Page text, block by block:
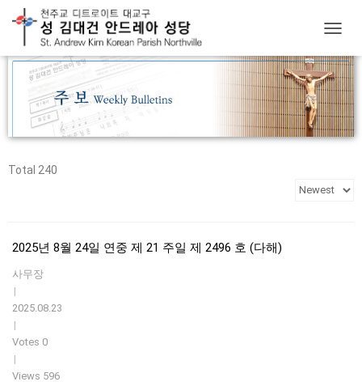
O
G
G
L
E
N
G
Total 240
2025년 8월 24일 연중 제 21 주일 제 2496 호 (다해)
사무장
|
2025.08.23
|
Votes 0
|
Views 596